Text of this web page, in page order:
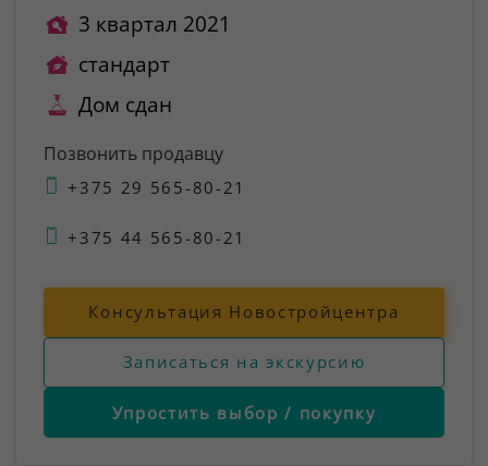
3 квартал 2021
стандарт
Дом сдан
Позвонить продавцу
+375 29 565-80-21
+375 44 565-80-21
Консультация Новостройцентра
Записаться на экскурсию
Упростить выбор / покупку